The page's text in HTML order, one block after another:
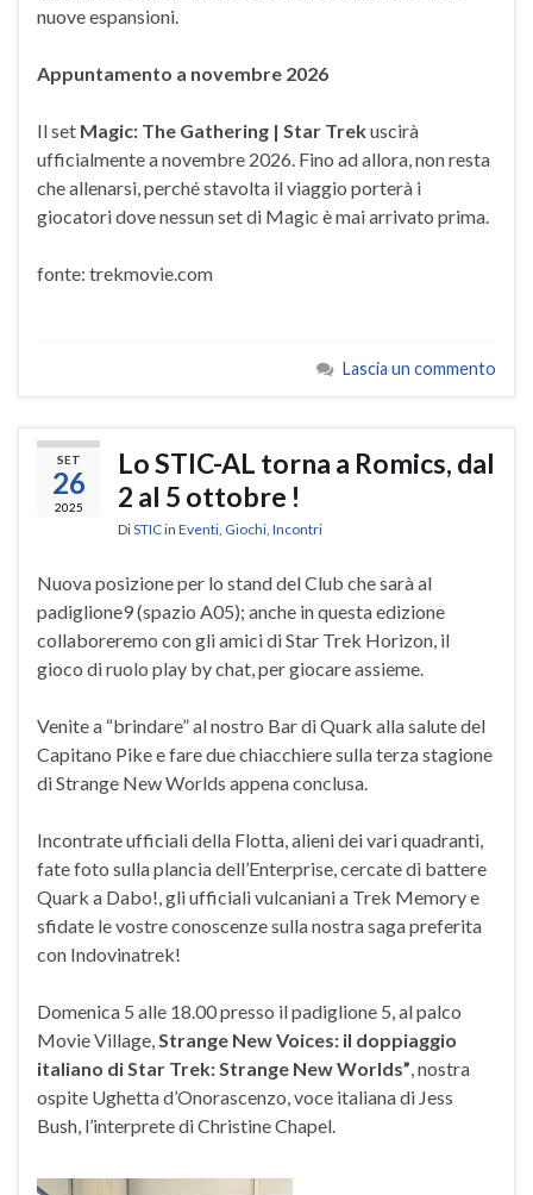
nuove espansioni.
Appuntamento a novembre 2026
Il set Magic: The Gathering | Star Trekuscirà
ufficialmente a novembre 2026. Fino ad allora, non resta
che allenarsi, perché stavolta il viaggio porterà i
giocatori dove nessun set di Magic è mai arrivato prima.
fonte: trekmovie.com
Lascia un commento
SET
26
2025
Lo STIC-AL torna a Romics, dal
2 al 5 ottobre !
DiSTICin Eventi Giochi Incontri
Nuova posizione per lo stand del Club che sarà al
padiglione9 (spazio A05); anche in questa edizione
collaboreremo con gli amici di Star Trek Horizon, il
gioco di ruolo play by chat, per giocare assieme.
Venite a “brindare” al nostro Bar di Quark alla salute del
Capitano Pike e fare due chiacchiere sulla terza stagione
di Strange New Worlds appena conclusa.
Incontrate ufficiali della Flotta, alieni dei vari quadranti,
fate foto sulla plancia dell’Enterprise, cercate di battere
Quark a Dabo!, gli ufficiali vulcaniani a Trek Memory e
sfidate le vostre conoscenze sulla nostra saga preferita
con Indovinatrek!
Domenica 5 alle 18.00 presso il padiglione 5, al palco
Movie Village, Strange New Voices: il doppiaggio
italiano di Star Trek: Strange New Worlds” , nostra
ospite Ughetta d’Onorascenzo, voce italiana di Jess
Bush, l’interprete di Christine Chapel.